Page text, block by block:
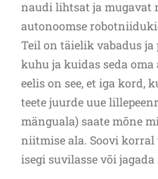
naudi lihtsat ja mugavat
autonoomse
Teil on täielik vabadus
kuhu ja kuidas seda
eelis on see, et iga kord,
teete juurde uue
mänguala) saate mõne
niitmise ala. Soovi
isegi suvilasse või